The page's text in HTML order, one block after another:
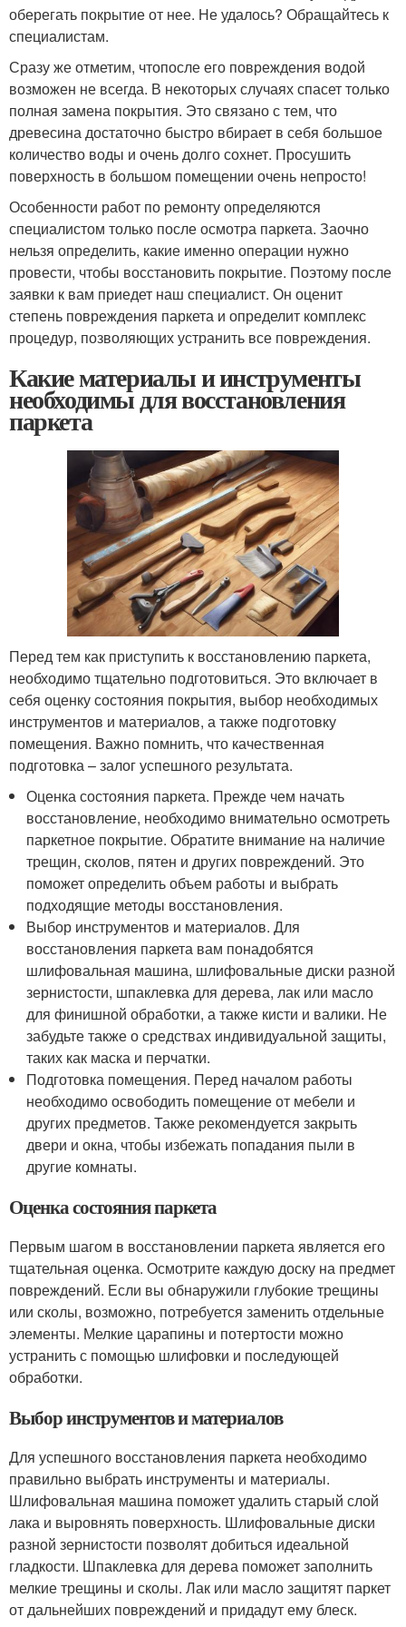
оберегать покрытие от нее. Не удалось? Обращайтесь к
специалистам.
Сразу же отметим, чтопосле его повреждения водой
возможен не всегда. В некоторых случаях спасет только
полная замена покрытия. Это связано с тем, что
древесина достаточно быстро вбирает в себя большое
количество воды и очень долго сохнет. Просушить
поверхность в большом помещении очень непросто!
Особенности работ по ремонту определяются
специалистом только после осмотра паркета. Заочно
нельзя определить, какие именно операции нужно
провести, чтобы восстановить покрытие. Поэтому после
заявки к вам приедет наш специалист. Он оценит
степень повреждения паркета и определит комплекс
процедур, позволяющих устранить все повреждения.
Какие материалы и инструменты
необходимы для восстановления
паркета
Перед тем как приступить к восстановлению паркета,
необходимо тщательно подготовиться. Это включает в
себя оценку состояния покрытия, выбор необходимых
инструментов и материалов, а также подготовку
помещения. Важно помнить, что качественная
подготовка – залог успешного результата.
Оценка состояния паркета. Прежде чем начать
восстановление, необходимо внимательно осмотреть
паркетное покрытие. Обратите внимание на наличие
трещин, сколов, пятен и других повреждений. Это
поможет определить объем работы и выбрать
подходящие методы восстановления.
Выбор инструментов и материалов. Для
восстановления паркета вам понадобятся
шлифовальная машина, шлифовальные диски разной
зернистости, шпаклевка для дерева, лак или масло
для финишной обработки, а также кисти и валики. Не
забудьте также о средствах индивидуальной защиты,
таких как маска и перчатки.
Подготовка помещения. Перед началом работы
необходимо освободить помещение от мебели и
других предметов. Также рекомендуется закрыть
двери и окна, чтобы избежать попадания пыли в
другие комнаты.
Оценка состояния паркета
Первым шагом в восстановлении паркета является его
тщательная оценка. Осмотрите каждую доску на предмет
повреждений. Если вы обнаружили глубокие трещины
или сколы, возможно, потребуется заменить отдельные
элементы. Мелкие царапины и потертости можно
устранить с помощью шлифовки и последующей
обработки.
Выбор инструментов и материалов
Для успешного восстановления паркета необходимо
правильно выбрать инструменты и материалы.
Шлифовальная машина поможет удалить старый слой
лака и выровнять поверхность. Шлифовальные диски
разной зернистости позволят добиться идеальной
гладкости. Шпаклевка для дерева поможет заполнить
мелкие трещины и сколы. Лак или масло защитят паркет
от дальнейших повреждений и придадут ему блеск.